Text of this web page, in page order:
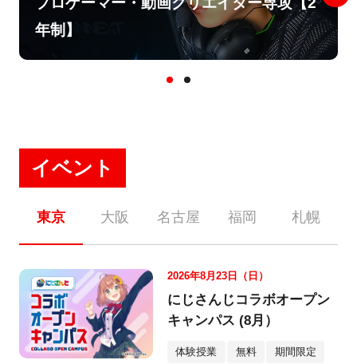
年制】
イベント
東京 大阪 名古屋 福岡 札幌
2026年8月23日（日）
にじさんじコラボオープン
キャンパス (8月）
体験授業 無料 期間限定